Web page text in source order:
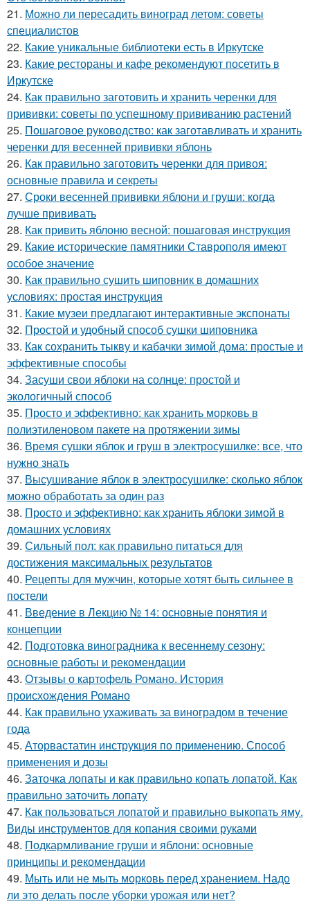
21. Можно ли пересадить виноград летом: советы
специалистов
22. Какие уникальные библиотеки есть в Иркутске
23. Какие рестораны и кафе рекомендуют посетить в
Иркутске
24. Как правильно заготовить и хранить черенки для
прививки: советы по успешному прививанию растений
25. Пошаговое руководство: как заготавливать и хранить
черенки для весенней прививки яблонь
26. Как правильно заготовить черенки для привоя:
основные правила и секреты
27. Сроки весенней прививки яблони и груши: когда
лучше прививать
28. Как привить яблоню весной: пошаговая инструкция
29. Какие исторические памятники Ставрополя имеют
особое значение
30. Как правильно сушить шиповник в домашних
условиях: простая инструкция
31. Какие музеи предлагают интерактивные экспонаты
32. Простой и удобный способ сушки шиповника
33. Как сохранить тыкву и кабачки зимой дома: простые и
эффективные способы
34. Засуши свои яблоки на солнце: простой и
экологичный способ
35. Просто и эффективно: как хранить морковь в
полиэтиленовом пакете на протяжении зимы
36. Время сушки яблок и груш в электросушилке: все, что
нужно знать
37. Высушивание яблок в электросушилке: сколько яблок
можно обработать за один раз
38. Просто и эффективно: как хранить яблоки зимой в
домашних условиях
39. Сильный пол: как правильно питаться для
достижения максимальных результатов
40. Рецепты для мужчин, которые хотят быть сильнее в
постели
41. Введение в Лекцию № 14: основные понятия и
концепции
42. Подготовка виноградника к весеннему сезону:
основные работы и рекомендации
43. Отзывы о картофель Романо. История
происхождения Романо
44. Как правильно ухаживать за виноградом в течение
года
45. Аторвастатин инструкция по применению. Способ
применения и дозы
46. Заточка лопаты и как правильно копать лопатой. Как
правильно заточить лопату
47. Как пользоваться лопатой и правильно выкопать яму.
Виды инструментов для копания своими руками
48. Подкармливание груши и яблони: основные
принципы и рекомендации
49. Мыть или не мыть морковь перед хранением. Надо
ли это делать после уборки урожая или нет?